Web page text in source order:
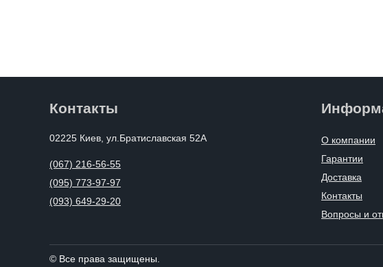
Контакты
02225 Киев, ул.Братиславская 52А
(067) 216-56-55
(095) 773-97-97
(093) 649-29-20
О компании
Гарантии
Доставка
Контакты
Вопросы и
© Все права защищены.